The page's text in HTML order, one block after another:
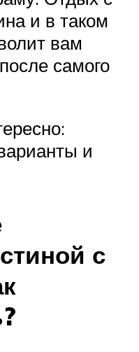
и в таком
вам
самого
и
с